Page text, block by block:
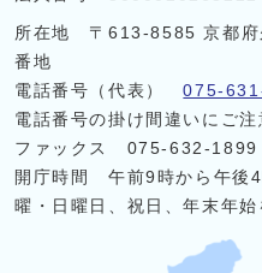
所在地 〒613-8585 京都府
番地
電話番号（代表）075-
電話番号の掛け間違いにご注
ファックス 075-632-1899
開庁時間 午前9時から午後
曜・日曜日、祝日、年末年始